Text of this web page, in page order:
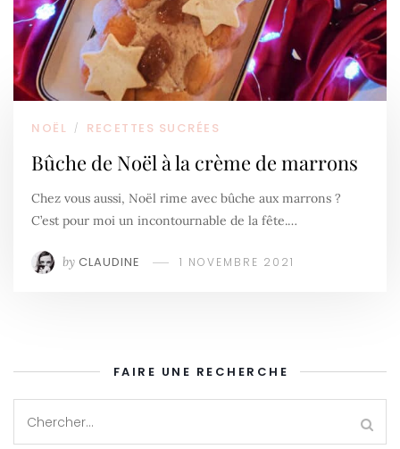
NOËL / RECETTES SUCRÉES
Bûche de Noël à la crème de marrons
Chez vous aussi, Noël rime avec bûche aux marrons ?
C’est pour moi un incontournable de la fête.…
by CLAUDINE 1 NOVEMBRE 2021
FAIRE UNE RECHERCHE